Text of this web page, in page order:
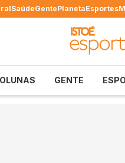
SaúdeGentePlanetaEsportes
GENTE